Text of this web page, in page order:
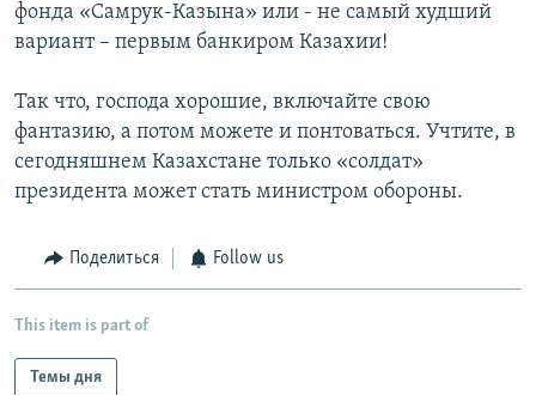
фонда «Самрук-Казына» или - не самый худший
вариант – первым банкиром Казахии!
Так что, господа хорошие, включайте свою
фантазию, а потом можете и понтоваться. Учтите, в
сегодняшнем Казахстане только «солдат»
президента может стать министром обороны.
Поделиться Follow us
This item is part of
Темы дня